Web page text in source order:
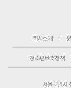
회사소개
청소년보호정책
서울특별시